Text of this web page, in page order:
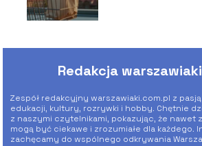
Redakcja
Zespół redakcyjny warszawiaki.com.pl z
edukacji, kultury, rozrywki i hobby. Chętnie
z naszymi czytelnikami, pokazując, że nawet
mogą być ciekawe i zrozumiałe dla każdego.
zachęcamy do wspólnego odkrywania